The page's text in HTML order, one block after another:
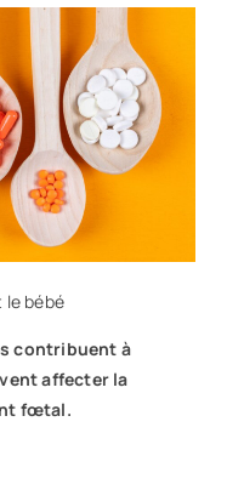
le bébé
contribuent à
affecter la
fœtal.